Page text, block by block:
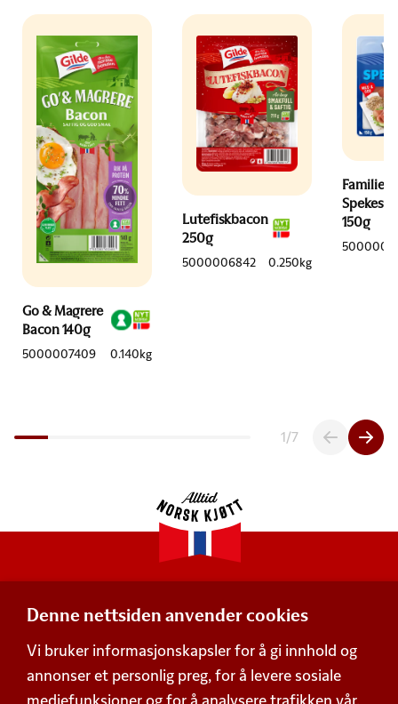
Denne nettsiden anvender cookies
Vi bruker informasjonskapsler for å gi innhold og
annonser et personlig preg, for å levere sosiale
Go & Magrere
Bacon 140g
5000007409 0.140kg
Lutefiskbacon
250g
5000006842 0.250kg
Familiens
150g
1/7
Postboks 360,
Økern, 0513 Oslo
Besøksadresse